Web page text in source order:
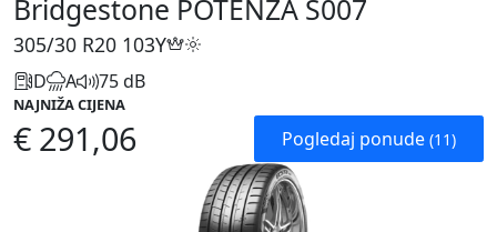
Bridgestone POTENZA S007
305/30 R20 103Y
D A 75 dB
NAJNIŽA CIJENA
€ 291,06 Pogledaj ponude (11)